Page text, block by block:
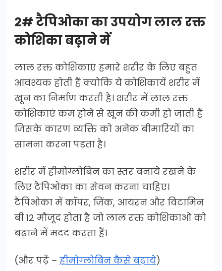
2# टैपिओका का उपयोग लाल रक्त
कोशिका बढ़ाने में
लाल रक्त कोशिकाएं हमारे शरीर के लिए बहुत
आवश्यक होती हैं क्योकि ये कोशिकायें शरीर में
खून का निर्माण करती है। शरीर में लाल रक्त
कोशिकाएं कम होने से खून की कमी हो जाती हैं
जिसके कारण व्यक्ति को अनेक बीमारियों का
सामना करना पड़ता है।
शरीर में हीमोग्लोबिन का स्तर बनाये रखने के
लिए टैपिओका का सेवन करना चाहिए।
टैपिओका में कॉपर, जिंक, आयरन और विटामिन
बी 12 मौजूद होता है जो लाल रक्त कोशिकाओं को
बढ़ाने में मदद करता हैं।
(और पढ़ें – हीमोग्लोबिन कैसे बढ़ाये)